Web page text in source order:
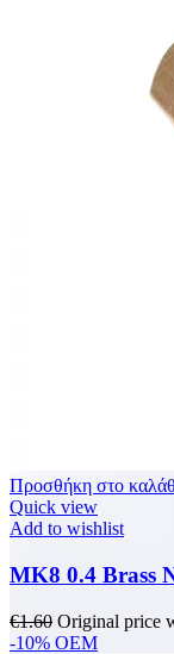
Προσθήκη στο
Quick view
Add to wishlist
MK8 0.4 Brass
€1.60 Original price
-10% OEM